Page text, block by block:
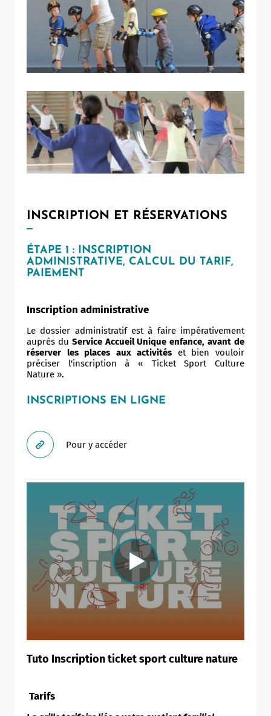
INSCRIPTION ET RÉSERVATIONS
ÉTAPE 1 : INSCRIPTION
ADMINISTRATIVE, CALCUL DU TARIF,
PAIEMENT
Inscription administrative
Le dossier administratif est à faire impérativement
auprès du Service Accueil Unique enfance, avant de
réserver les places aux activités et bien vouloir
préciser l'inscription à « Ticket Sport Culture
Nature ».
INSCRIPTIONS EN LIGNE
Pour y accéder
Tuto Inscription ticket sport culture nature
Tarifs